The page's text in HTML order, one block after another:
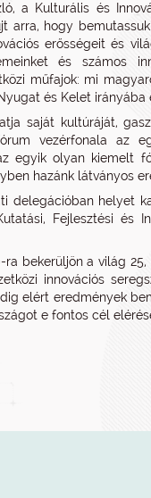
a Kulturális és
arra, hogy
erősségeit és
és számos
műfajok: mi
és Kelet irányába
saját kultúráját,
vezérfonala az
egyik olyan kiemelt
hazánk látványos
helyet
Fejlesztési és
bekerüljön a világ
innovációs
elért eredmények
e fontos cél